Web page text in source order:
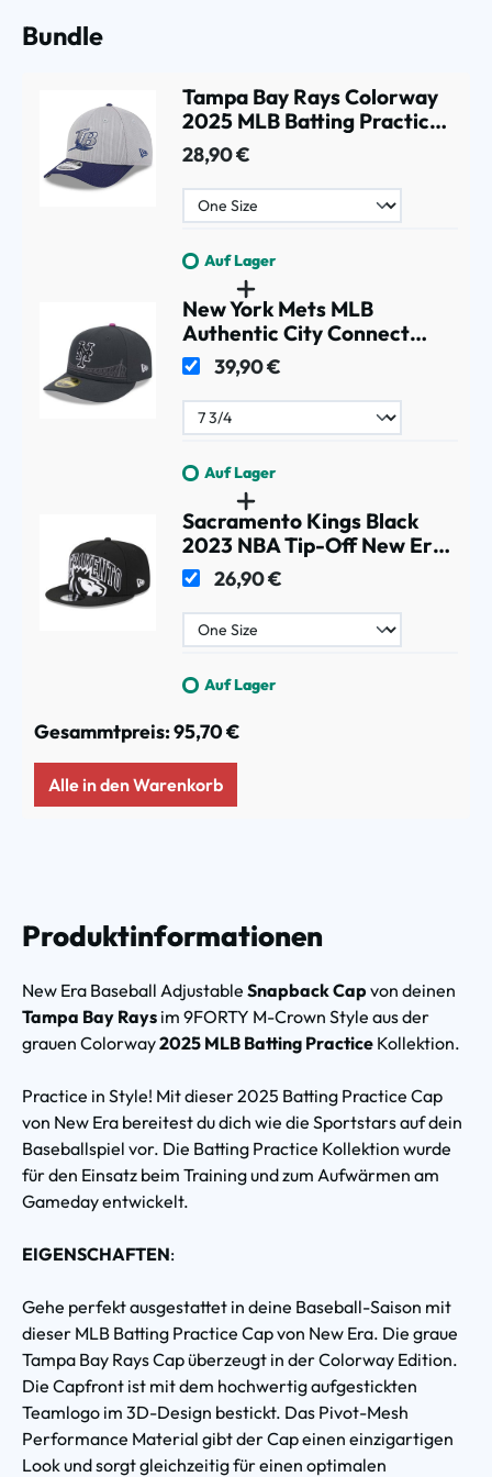
Bundle
Tampa Bay Rays Colorway
2025 MLB Batting Practice
9FORTY M-Crown Snapback
Cap Grau
28,90 €
Auf Lager
New York Mets MLB
Authentic City Connect
New Era Low Profile
59FIFTY Cap
39,90 €
Auf Lager
Sacramento Kings Black
2023 NBA Tip-Off New Era
9FIFTY Snapback Cap
26,90 €
Auf Lager
Gesammtpreis:95,70 €
Alle in den Warenkorb
Produktinformationen
New Era Baseball Adjustable Snapback Cap von deinen
Tampa Bay Rays im 9FORTY M-Crown Style aus der
grauen Colorway2025 MLB Batting Practice Kollektion.
Practice in Style! Mit dieser 2025 Batting Practice Cap
von New Era bereitest du dich wie die Sportstars auf dein
Baseballspiel vor. Die Batting Practice Kollektion wurde
für den Einsatz beim Training und zum Aufwärmen am
Gameday entwickelt.
EIGENSCHAFTEN:
Gehe perfekt ausgestattet in deine Baseball-Saison mit
dieser MLB Batting Practice Cap von New Era. Die graue
Tampa Bay Rays Cap überzeugt in der Colorway Edition.
Die Capfront ist mit dem hochwertig aufgestickten
Teamlogo im 3D-Design bestickt. Das Pivot-Mesh
Performance Material gibt der Cap einen einzigartigen
Look und sorgt gleichzeitig für einen optimalen